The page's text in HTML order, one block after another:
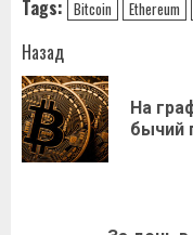
Tags: Bitcoin Ethereum
Навигация
записи
Назад
На
бычий